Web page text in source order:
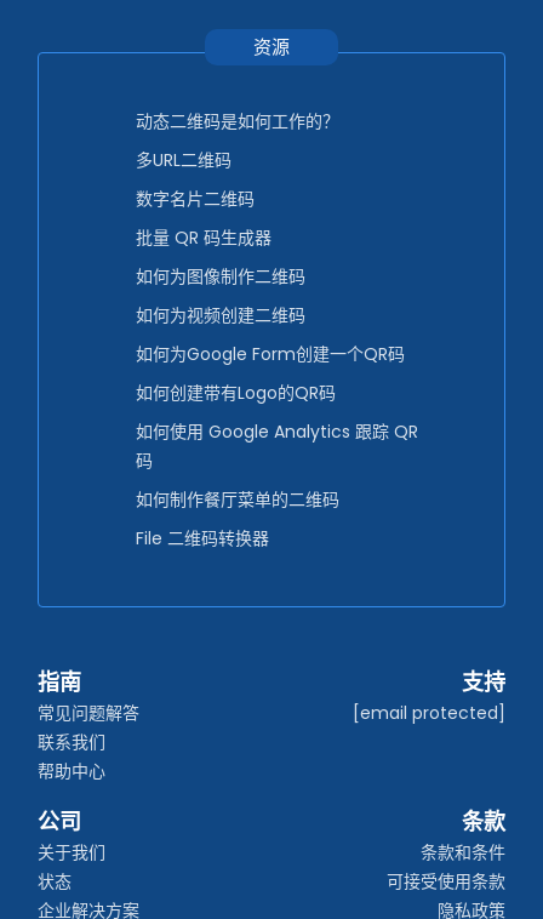
资源
动态二维码是如何工作的？
多URL二维码
数字名片二维码
批量 QR 码生成器
如何为图像制作二维码
如何为视频创建二维码
如何为Google Form创建一个QR码
如何创建带有Logo的QR码
如何使用 Google Analytics 跟踪 QR
码
如何制作餐厅菜单的二维码
File 二维码转换器
指南
常见问题解答
联系我们
帮助中心
支持
[email protected]
公司
关于我们
状态
企业解决方案
条款
条款和条件
可接受使用条款
隐私政策